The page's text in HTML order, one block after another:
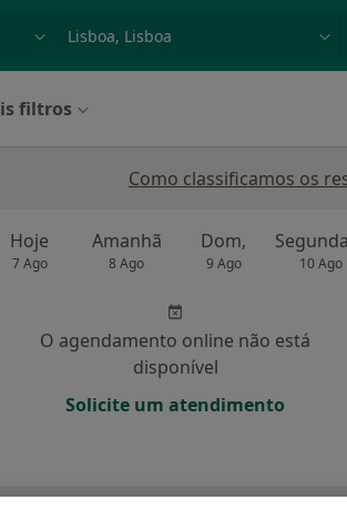
filtros
Como classificamos os
Hoje
7 Ago
Amanhã
8 Ago
Dom,
9 Ago 10 Ago
O agendamento online não está
disponível
Solicite um atendimento